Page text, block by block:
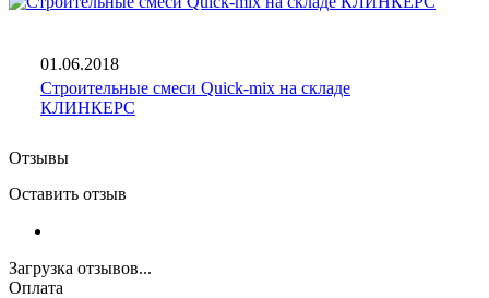
01.06.2018
Строительные смеси Quick-mix на складе
КЛИНКЕРС
Отзывы
Оставить отзыв
Загрузка отзывов...
Оплата